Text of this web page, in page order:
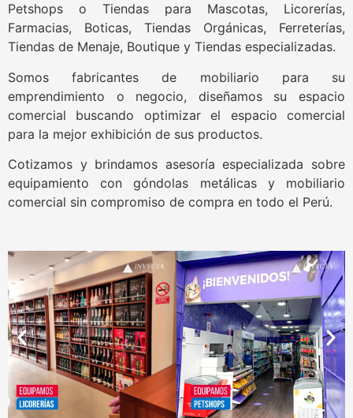
Petshops o Tiendas para Mascotas, Licorerías,
Farmacias, Boticas, Tiendas Orgánicas, Ferreterías,
Tiendas de Menaje, Boutique y Tiendas especializadas.
Somos fabricantes de mobiliario para su
emprendimiento o negocio, diseñamos su espacio
comercial buscando optimizar el espacio comercial
para la mejor exhibición de sus productos.
Cotizamos y brindamos asesoría especializada sobre
equipamiento con góndolas metálicas y mobiliario
comercial sin compromiso de compra en todo el Perú.